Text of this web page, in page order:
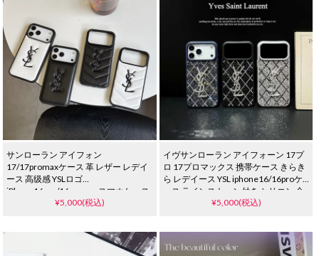
サンローラン アイフォン
17/17promaxケース 革 レザー レデイ
ース 高级感 YSLロゴ
iPhone16pro/16promaxスマホケース
ソフト 耐衝撃 ブランド iphone15/14
¥5,000(税込)
イヴサンローラン アイフォーン 17プ
ロ 17プロマックス 携帯ケース きらき
ら レデイース YSL iphone16/16proケ
ース ラインストーン付き シリコン 全
面保護ケース 新登場 iphone15/14/13
¥5,000(税込)